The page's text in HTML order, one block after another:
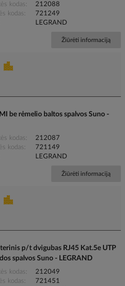
kodas
212088
kodas
721249
LEGRAND
Žiūrėti informaciją
be rėmelio baltos spalvos Suno -
kodas
212087
kodas
721149
LEGRAND
Žiūrėti informaciją
p/t dvigubas RJ45 Kat.5e UTP
spalvos Suno - LEGRAND
kodas
212049
kodas
721451